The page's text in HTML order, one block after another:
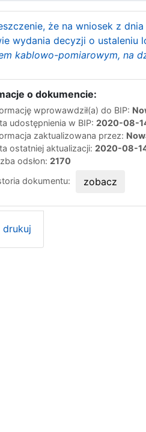
że na wniosek z
wydania decyzji o ustaleniu
kablowo-pomiarowym, na
o dokumencie:
wprowawdził(a) do BIP:
udostępnienia w BIP: 2020-08-
zaktualizowana przez:
ostatniej aktualizacji: 2020-08-
odsłon: 2170
dokumentu:
zobacz
drukuj